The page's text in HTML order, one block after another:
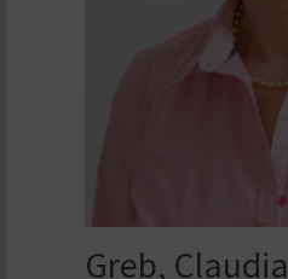
Greb, Claudia